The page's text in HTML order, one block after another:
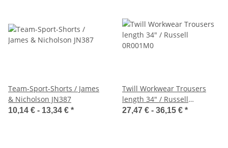
Team-Sport-Shorts / James
& Nicholson JN387
10,14 € - 13,34 € *
Twill Workwear Trousers
length 34" / Russell
0R001M0
27,47 € - 36,15 € *